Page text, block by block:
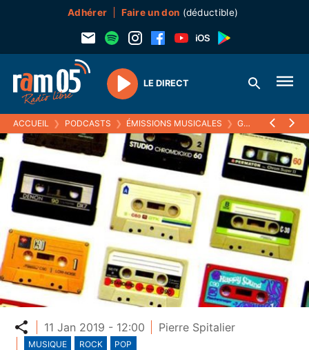
Adhérer Faire un don (déductible)
Play
LE DIRECT
ACCUEIL ❯ PODCASTS ❯ ÉMISSIONS MUSICALES ❯ GÉNÉRATION SONIQUE
Partager
11 Jan 2019 - 12:00 Pierre Spitalier
MUSIQUE ROCK POP